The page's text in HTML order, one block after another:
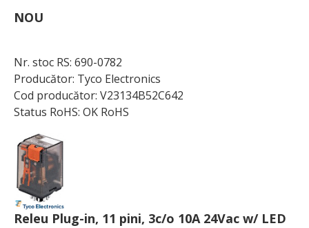
NOU
Nr. stoc RS: 690-0782
Producător: Tyco Electronics
Cod producător: V23134B52C642
Status RoHS: OK RoHS
Releu Plug-in, 11 pini, 3c/o 10A 24Vac w/ LED